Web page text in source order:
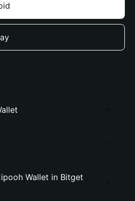
Wallet in Bitget